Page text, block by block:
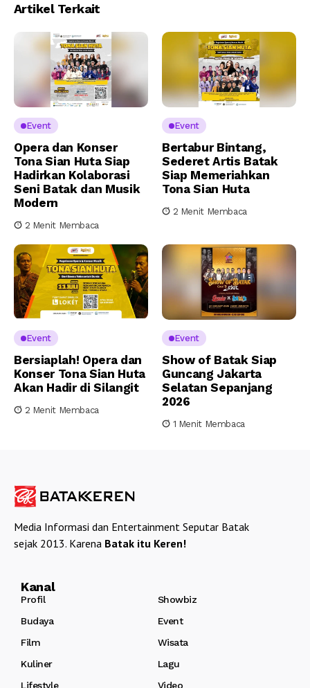
Artikel Terkait
Event
Opera dan Konser
Tona Sian Huta Siap
Hadirkan Kolaborasi
Seni Batak dan Musik
Modern
2 Menit Membaca
Event
Bertabur Bintang,
Sederet Artis Batak
Siap Memeriahkan
Tona Sian Huta
2 Menit Membaca
Event
Bersiaplah! Opera dan
Konser Tona Sian Huta
Akan Hadir di Silangit
2 Menit Membaca
Event
Show of Batak Siap
Guncang Jakarta
Selatan Sepanjang
2026
1 Menit Membaca
Media Informasi dan Entertainment Seputar Batak
sejak 2013. Karena Batak itu Keren!
Kanal
Profil
Showbiz
Budaya
Event
Film
Wisata
Kuliner
Lagu
Lifestyle
Video